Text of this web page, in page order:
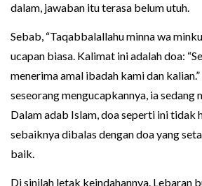
dalam, jawaban itu terasa belum utuh.
Sebab, “Taqabbalallahu minna wa
ucapan biasa. Kalimat ini adalah doa:
menerima amal ibadah kami dan
seseorang mengucapkannya, ia sedang
Dalam adab Islam, doa seperti ini tidak
sebaiknya dibalas dengan doa yang
baik.
Di sinilah letak keindahannya. Lebaran